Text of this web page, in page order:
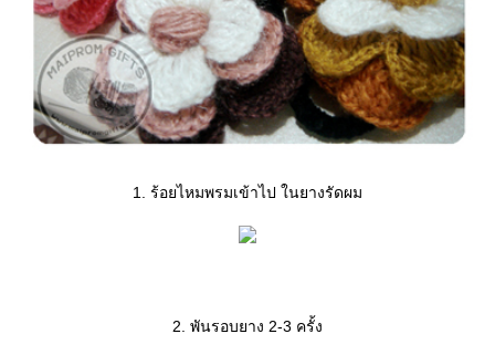
1. ร้อยไหมพรมเข้าไป ในยางรัดผม
2. พันรอบยาง 2-3 ครั้ง